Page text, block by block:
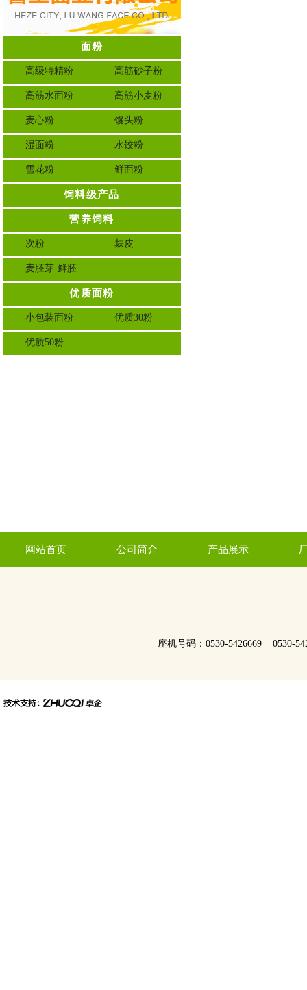
面粉
高级特精粉 高筋砂子粉
高筋水面粉 高筋小麦粉
麦心粉 馒头粉
湿面粉 水饺粉
雪花粉 鲜面粉
饲料级产品
营养饲料
次粉 麸皮
麦胚芽-鲜胚
优质面粉
小包装面粉 优质30粉
优质50粉
网站首页 公司简介 产品展示
座机号码：0530-5426669 0530-